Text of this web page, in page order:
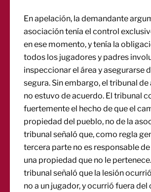
En apelación, la demandante
asociación tenía el control
en ese momento, y tenía la
todos los jugadores y padres
inspeccionar el área y asegurarse
segura. Sin embargo, el tribunal
no estuvo de acuerdo. El tribunal
fuertemente el hecho de que el
propiedad del pueblo, no de la
tribunal señaló que, como regla
tercera parte no es responsable
una propiedad que no le
tribunal señaló que la lesión
no a un jugador, y ocurrió fuera del